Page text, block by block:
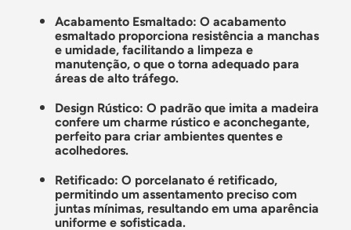
Acabamento Esmaltado: O acabamento
esmaltado proporciona resistência a manchas
e umidade, facilitando a limpeza e
manutenção, o que o torna adequado para
áreas de alto tráfego.
Design Rústico: O padrão que imita a madeira
confere um charme rústico e aconchegante,
perfeito para criar ambientes quentes e
acolhedores.
Retificado: O porcelanato é retificado,
permitindo um assentamento preciso com
juntas mínimas, resultando em uma aparência
uniforme e sofisticada.